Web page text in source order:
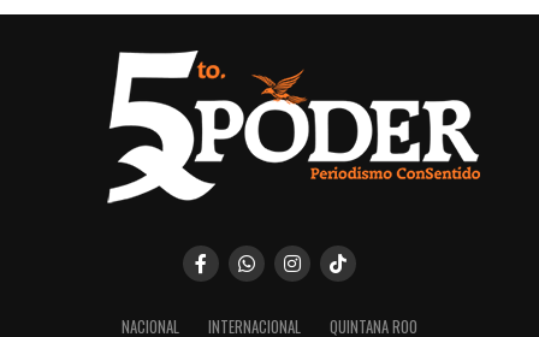
NACIONAL INTERNACIONAL QUINTANA ROO